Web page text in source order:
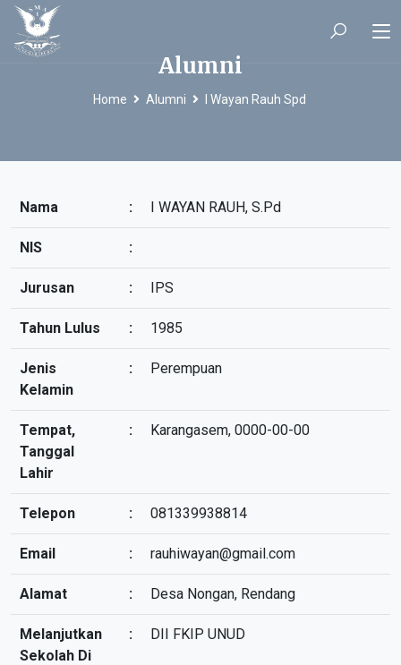
Alumni
Home Alumni I Wayan Rauh Spd
Nama : I WAYAN RAUH, S.Pd
NIS :
Jurusan : IPS
Tahun Lulus : 1985
Jenis
Kelamin
: Perempuan
Tempat,
Tanggal
Lahir
: Karangasem, 0000-00-00
Telepon : 081339938814
Email : rauhiwayan@gmail.com
Alamat : Desa Nongan, Rendang
Melanjutkan
Sekolah Di
: DII FKIP UNUD